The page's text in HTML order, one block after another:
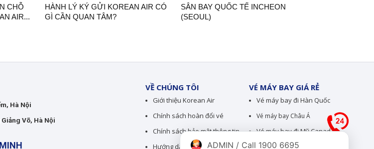
CHỖ
AIR...
HÀNH LÝ KÝ GỬI KOREAN AIR CÓ
GÌ CẦN QUAN TÂM?
SÂN BAY QUỐC TẾ INCHEON
(SEOUL)
Hà Nội
Võ, Hà Nội
VỀ CHÚNG TÔI
Giới thiệu Korean Air
Chính sách hoàn đổi vé
Chính sách bảo mật thông tin
Hướng dẫn thanh toán
VÉ MÁY BAY GIÁ RẺ
Vé máy bay đi Hàn Quốc
Vé máy bay Châu Á
Vé máy bay đi Mỹ Canada
Vé máy bay Châu Âu
ADMIN / Call 1900 6695